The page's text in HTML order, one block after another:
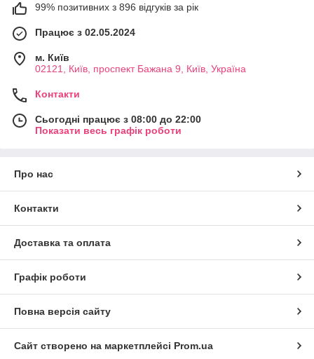
99% позитивних з 896 відгуків за рік
Працює з 02.05.2024
м. Київ
02121, Київ, проспект Бажана 9, Київ, Україна
Контакти
Сьогодні працює з 08:00 до 22:00
Показати весь графік роботи
Про нас
Контакти
Доставка та оплата
Графік роботи
Повна версія сайту
Сайт створено на маркетплейсі Prom.ua